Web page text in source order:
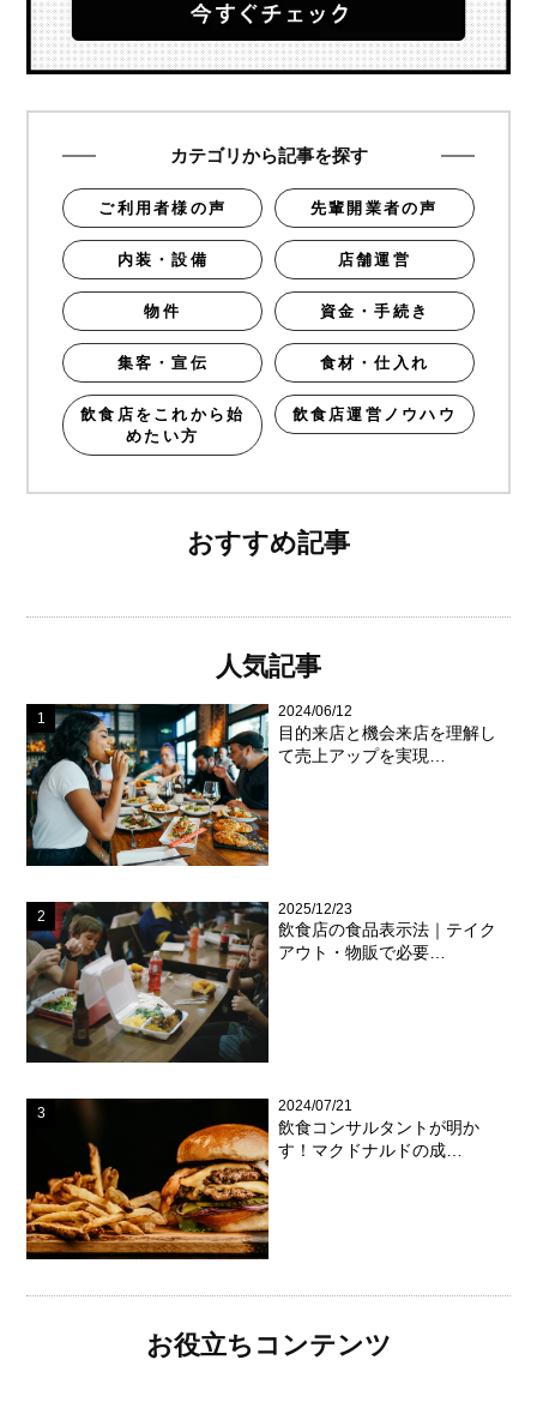
カテゴリから記事を探す
ご利用者様の声 先輩開業者の声
内装・設備 店舗運営
物件 資金・手続き
集客・宣伝 食材・仕入れ
飲食店をこれから始
めたい方
飲食店運営ノウハウ
おすすめ記事
人気記事
2024/06/12
目的来店と機会来店を理解し
て売上アップを実現…
2025/12/23
飲食店の食品表示法｜テイク
アウト・物販で必要…
2024/07/21
飲食コンサルタントが明か
す！マクドナルドの成…
お役立ちコンテンツ